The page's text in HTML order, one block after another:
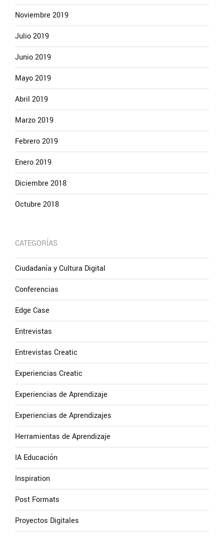
Noviembre 2019
Julio 2019
Junio 2019
Mayo 2019
Abril 2019
Marzo 2019
Febrero 2019
Enero 2019
Diciembre 2018
Octubre 2018
CATEGORÍAS
Ciudadanía y Cultura Digital
Conferencias
Edge Case
Entrevistas
Entrevistas Creatic
Experiencias Creatic
Experiencias de Aprendizaje
Experiencias de Aprendizajes
Herramientas de Aprendizaje
IA Educación
Inspiration
Post Formats
Proyectos Digitales